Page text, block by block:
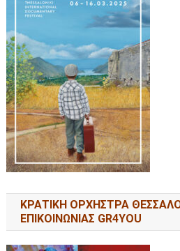
ΚΡΑΤΙΚΗ ΟΡΧΗΣΤΡΑ
ΕΠΙΚΟΙΝΩΝΙΑΣ GR4YOU